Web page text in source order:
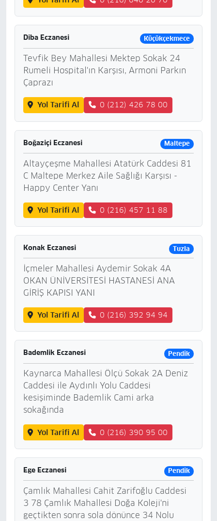
Diba Eczanesi Küçükçekmece
Tevfik Bey Mahallesi Mektep Sokak 24
Rumeli Hospital'ın Karşısı, Armoni Parkın
Çaprazı
Yol Tarifi Al 0 (212) 426 78 00
Boğaziçi Eczanesi Maltepe
Altayçeşme Mahallesi Atatürk Caddesi 81
C Maltepe Merkez Aile Sağlığı Karşısı -
Happy Center Yanı
Yol Tarifi Al 0 (216) 457 11 88
Konak Eczanesi Tuzla
İçmeler Mahallesi Aydemir Sokak 4A
OKAN ÜNİVERSİTESİ HASTANESİ ANA
GİRİŞ KAPISI YANI
Yol Tarifi Al 0 (216) 392 94 94
Bademlik Eczanesi Pendik
Kaynarca Mahallesi Ölçü Sokak 2A Deniz
Caddesi ile Aydınlı Yolu Caddesi
kesişiminde Bademlik Cami arka
sokağında
Yol Tarifi Al 0 (216) 390 95 00
Ege Eczanesi Pendik
Çamlık Mahallesi Cahit Zarifoğlu Caddesi
3 78 Çamlık Mahallesi Doğa Koleji'ni
geçtikten sonra sola dönünce 34 Nolu